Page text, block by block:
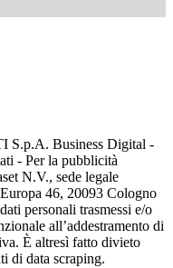
S.p.A. Business Digital -
- Per la pubblicità
N.V., sede legale
46, 20093 Cologno
personali trasmessi e/o
all’addestramento di
È altresì fatto divieto
di data scraping.